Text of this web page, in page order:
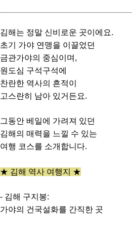
김해는 정말 신비로운 곳이에요.
초기 가야 연맹을 이끌었던
금관가야의 중심이며,
원도심 구석구석에
찬란한 역사의 흔적이
고스란히 남아 있거든요.
그동안 베일에 가려져 있던
김해의 매력을 느낄 수 있는
여행 코스를 소개합니다.
★ 김해 역사 여행지 ★
- 김해 구지봉:
가야의 건국설화를 간직한 곳